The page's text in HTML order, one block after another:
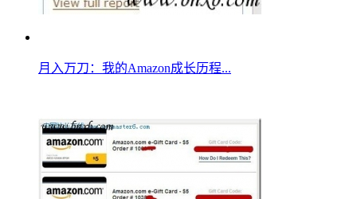
月入万刀：我的Amazon成长历程...